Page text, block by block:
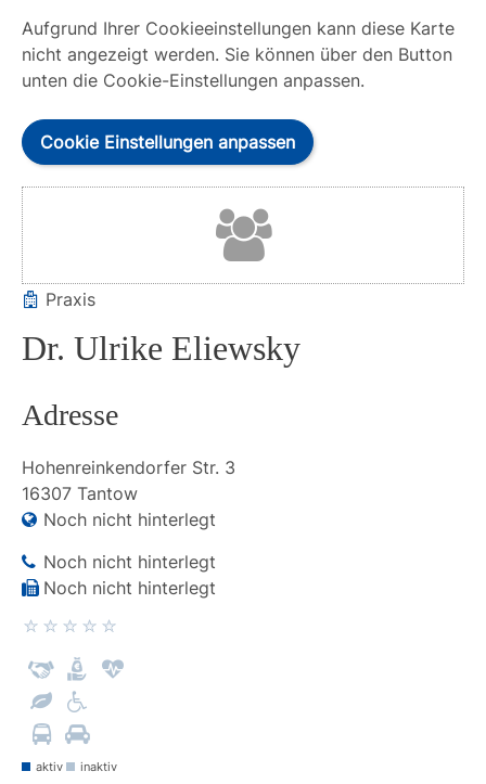
Aufgrund Ihrer Cookieeinstellungen kann diese Karte
nicht angezeigt werden. Sie können über den Button
unten die Cookie-Einstellungen anpassen.
Cookie Einstellungen anpassen
Praxis
Dr. Ulrike Eliewsky
Adresse
Hohenreinkendorfer Str. 3
16307 Tantow
Noch nicht hinterlegt
Noch nicht hinterlegt
Noch nicht hinterlegt
aktiv inaktiv